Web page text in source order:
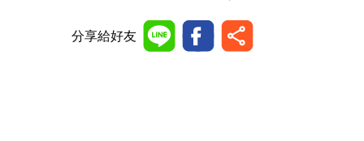
分享給好友